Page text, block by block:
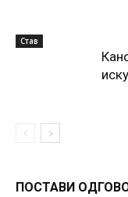
Став
ПОСТАВИ